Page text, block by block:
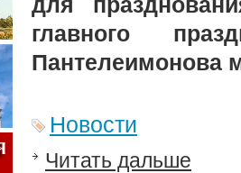
главного
Пантелеимонова
Новости
Читать дальше